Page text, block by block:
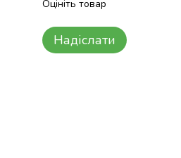
Оцініть товар
Надіслати